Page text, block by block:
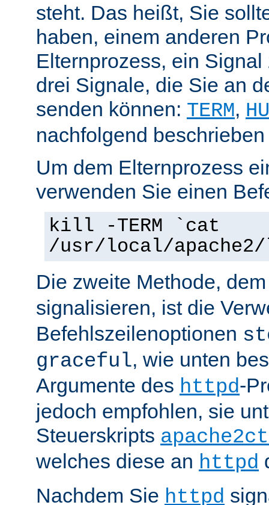
steht. Das heißt, Sie
haben, einem anderen
Elternprozess, ein
drei Signale, die Sie an
senden können: TERM,
nachfolgend
Um dem Elternprozess
verwenden Sie einen
kill -TERM `cat
/usr/local/
Die zweite Methode,
signalisieren, ist die
Befehlszeilenoptionen
graceful, wie unten
Argumente des httpd-
jedoch empfohlen, sie
Steuerskripts
welches diese an httpd
Nachdem Sie httpd